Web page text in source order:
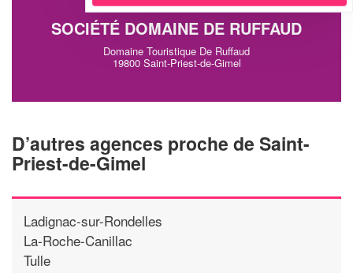
SOCIÉTÉ DOMAINE DE RUFFAUD
Domaine Touristique De Ruffaud
19800 Saint-Priest-de-Gimel
D’autres agences proche de Saint-
Priest-de-Gimel
Ladignac-sur-Rondelles
La-Roche-Canillac
Tulle